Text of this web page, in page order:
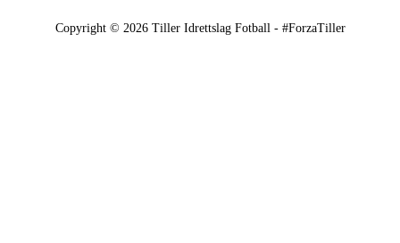
Copyright © 2026 Tiller Idrettslag Fotball - #ForzaTiller